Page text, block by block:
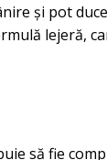
și pot
lejeră,
să fie